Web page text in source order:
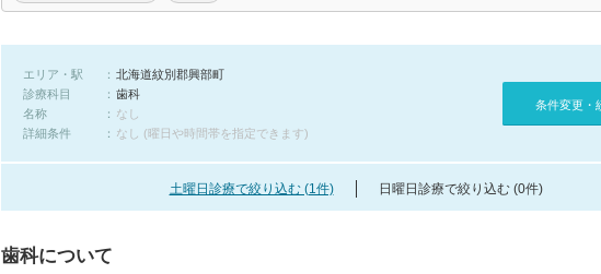
エリア・駅
北海道紋別郡興部町
診療科目
歯科
名称
なし
詳細条件
なし (曜日や時間帯を指定できます)
条件変更・
土曜日診療で絞り込む (1件) 日曜日診療で絞り込む (0件)
歯科について